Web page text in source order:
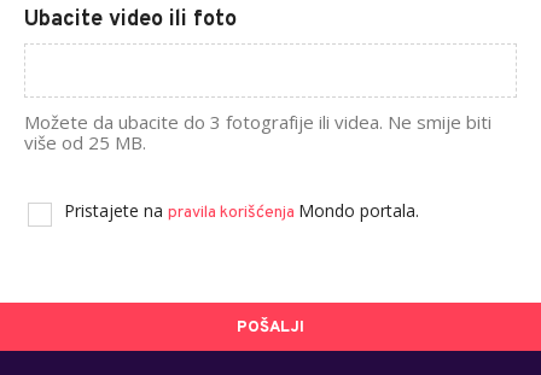
Ubacite video ili foto
Možete da ubacite do 3 fotografije ili videa. Ne smije biti
više od 25 MB.
Pristajete na pravila korišćenja Mondo portala.
POŠALJI